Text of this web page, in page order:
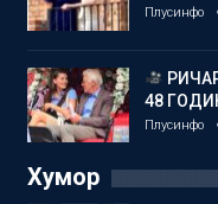
Плусинфо
48
Плусинфо
Хумор